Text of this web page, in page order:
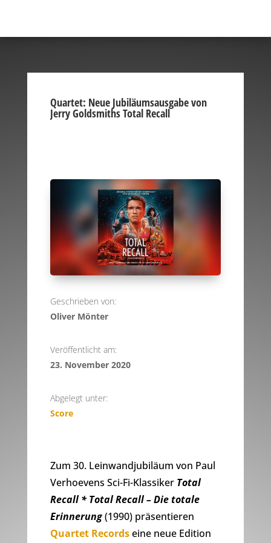
Quartet: Neue Jubiläumsausgabe von
Jerry Goldsmiths Total Recall
Geschrieben von:
Oliver Mönter
Veröffentlicht am:
23. November 2020
Abgelegt unter:
Score
Zum 30. Leinwandjubiläum von Paul
Verhoevens Sci-Fi-Klassiker Total
Recall * Total Recall – Die totale
Erinnerung(1990) präsentieren
Quartet Recordseine neue Edition